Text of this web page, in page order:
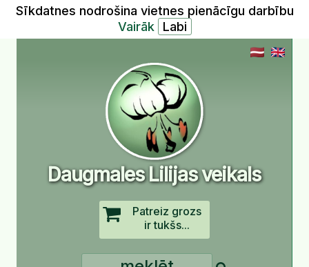
Sīkdatnes nodrošina vietnes pienācīgu darbību
Vairāk
Daugmales Lilijas veikals
Patreiz grozs
ir tukšs...